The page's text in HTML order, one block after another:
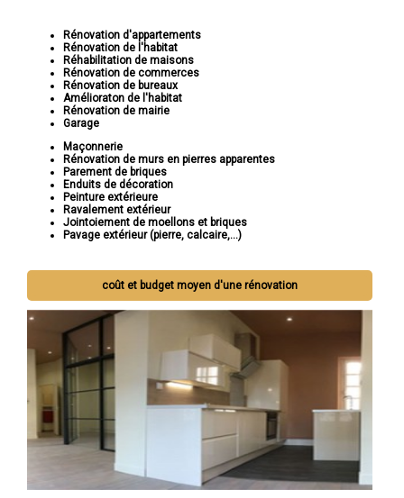
Rénovation d'appartements
Rénovation de l'habitat
Réhabilitation de maisons
Rénovation de commerces
Rénovation de bureaux
Amélioraton de l'habitat
Rénovation de mairie
Garage
Maçonnerie
Rénovation de murs en pierres apparentes
Parement de briques
Enduits de décoration
Peinture extérieure
Ravalement extérieur
Jointoiement de moellons et briques
Pavage extérieur (pierre, calcaire,...)
coût et budget moyen d'une rénovation